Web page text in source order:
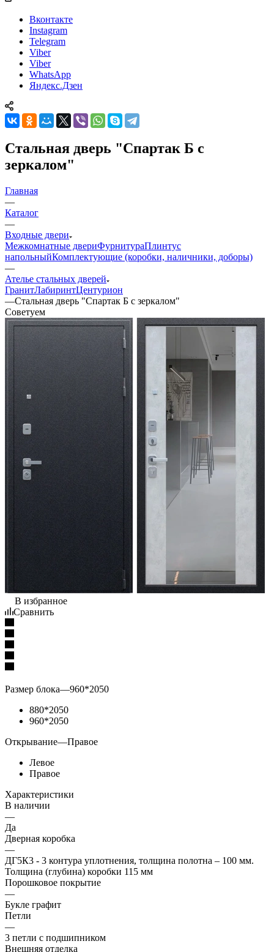
Вконтакте
Instagram
Telegram
Viber
Viber
WhatsApp
Яндекс.Дзен
Стальная дверь "Спартак Б с
зеркалом"
Главная
—
Каталог
—
Входные двери
Межкомнатные двериФурнитураПлинтус
напольныйКомплектующие (коробки, наличники, доборы)
—
Ателье стальных дверей
ГранитЛабиринтЦентурион
—Стальная дверь "Спартак Б с зеркалом"
Советуем
В избранное
Сравнить
Размер блока—960*2050
880*2050
960*2050
Открывание—Правое
Левое
Правое
Характеристики
В наличии
—
Да
Дверная коробка
—
ДГ5К3 - 3 контура уплотнения, толщина полотна – 100 мм.
Толщина (глубина) коробки 115 мм
Порошковое покрытие
—
Букле графит
Петли
—
3 петли с подшипником
Внешняя отделка